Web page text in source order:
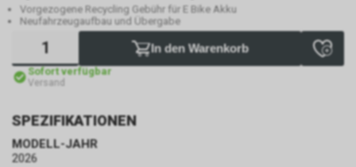
Vorgezogene Recycling Gebühr für E Bike Akku
Neufahrzeugaufbau und Übergabe
In den Warenkorb
Sofort verfügbar
Versand
SPEZIFIKATIONEN
MODELL-JAHR
2026